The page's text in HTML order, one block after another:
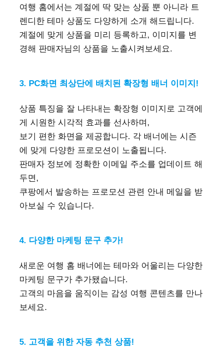
여행 홈에서는 계절에 딱 맞는 상품 뿐 아니라 트
렌디한 테마 상품도 다양하게 소개 해드립니다.
계절에 맞게 상품을 미리 등록하고, 이미지를 변
경해 판매자님의 상품을 노출시켜보세요.
3. PC화면 최상단에 배치된 확장형 배너 이미지!
상품 특징을 잘 나타내는 확장형 이미지로 고객에
게 시원한 시각적 효과를 선사하며,
보기 편한 화면을 제공합니다. 각 배너에는 시즌
에 맞게 다양한 프로모션이 노출됩니다.
판매자 정보에 정확한 이메일 주소를 업데이트 해
두면,
쿠팡에서 발송하는 프로모션 관련 안내 메일을 받
아보실 수 있습니다.
4. 다양한 마케팅 문구 추가!
새로운 여행 홈 배너에는 테마와 어울리는 다양한
마케팅 문구가 추가됐습니다.
고객의 마음을 움직이는 감성 여행 콘텐츠를 만나
보세요.
5. 고객을 위한 자동 추천 상품!